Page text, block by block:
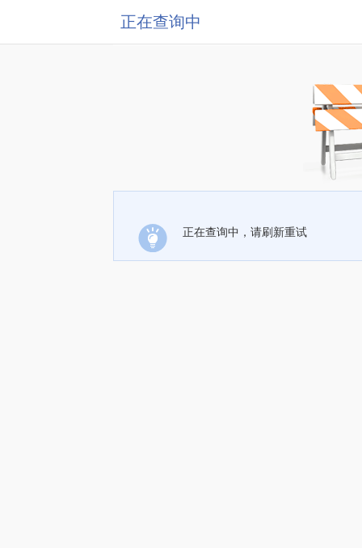
正在查询中
正在查询中，请刷新重试